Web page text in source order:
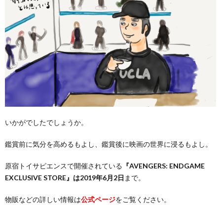
いかがでしたでしょうか。
鑑賞前に気分を高めるもよし、鑑賞後に映画の世界に浸るもよし。
原宿トイサピエンスで開催されている 『AVENGERS: ENDGAME
EXCLUSIVE STORE』は2019年6月2日 まで。
物販などの詳しい情報は公式ページをご覧ください。